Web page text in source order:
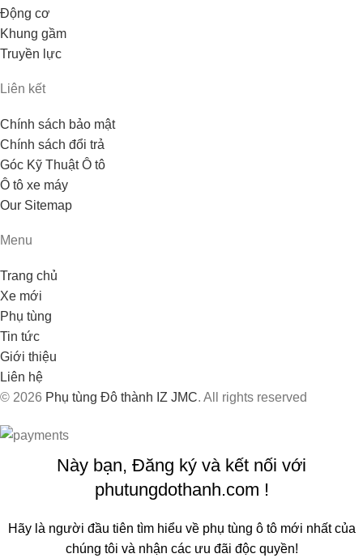
Động cơ
Khung gầm
Truyền lực
Liên kết
Chính sách bảo mật
Chính sách đổi trả
Góc Kỹ Thuật Ô tô
Ô tô xe máy
Our Sitemap
Menu
Trang chủ
Xe mới
Phụ tùng
Tin tức
Giới thiệu
Liên hệ
© 2026 Phụ tùng Đô thành IZ JMC. All rights reserved
Này bạn, Đăng ký và kết nối với
phutungdothanh.com !
Hãy là người đầu tiên tìm hiểu về phụ tùng ô tô mới nhất của
chúng tôi và nhận các ưu đãi độc quyền!